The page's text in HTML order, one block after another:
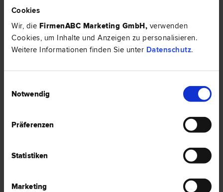
Cookies
Wir, die FirmenABC Marketing GmbH, verwenden
Cookies, um Inhalte und Anzeigen zu personalisieren.
Weitere Informationen finden Sie unter Datenschutz.
Notwendig
Präferenzen
Statistiken
Marketing
EXPERTENTIPP